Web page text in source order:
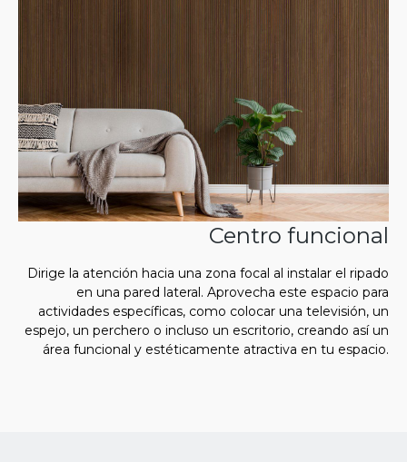
Centro funcional
Dirige la atención hacia una zona focal al instalar el ripado
en una pared lateral. Aprovecha este espacio para
actividades específicas, como colocar una televisión, un
espejo, un perchero o incluso un escritorio, creando así un
área funcional y estéticamente atractiva en tu espacio.